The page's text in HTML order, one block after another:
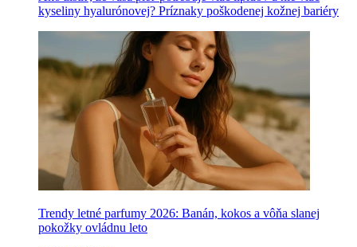
kyseliny hyalurónovej? Príznaky poškodenej kožnej bariéry
Trendy letné parfumy 2026: Banán, kokos a vôňa slanej
pokožky ovládnu leto